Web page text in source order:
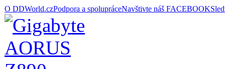
O DDWorld.czPodpora a spolupráceNavštivte náš FACEBOOK